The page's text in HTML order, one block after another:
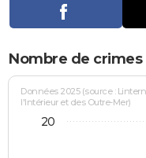
Se connecter
Entreprises
Service militaire
Avis de recherche
AVIS DE DÉCÈS
Bricolage
Lifestyle
Culture
Sport
Auto
Television
Voyage
Cinema
Nombre de
Données 2025 (source :
l'Intérieur et des Outre-Mer)
20